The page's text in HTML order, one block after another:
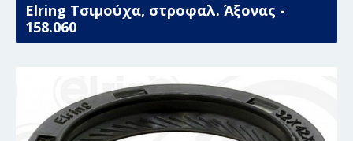
Elring Τσιμούχα, στροφαλ. Άξονας -
158.060